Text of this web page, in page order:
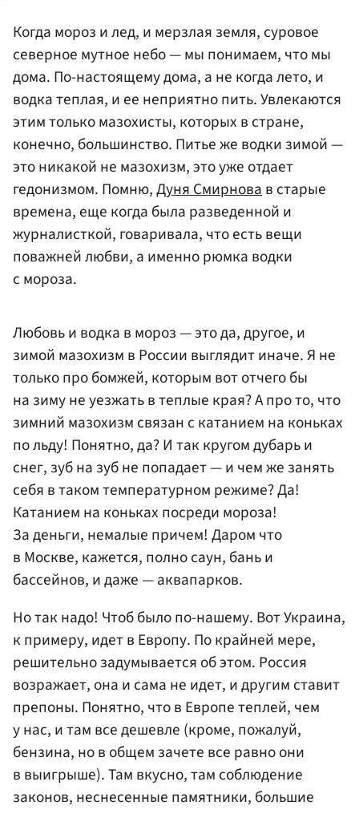
Когда мороз и лед, и мерзлая земля, суровое
северное мутное небо — мы понимаем, что мы
дома. По-настоящему дома, а не когда лето, и
водка теплая, и ее неприятно пить. Увлекаются
этим только мазохисты, которых в стране,
конечно, большинство. Питье же водки зимой —
это никакой не мазохизм, это уже отдает
гедонизмом. Помню,Дуня Смирновав старые
времена, еще когда была разведенной и
журналисткой, говаривала, что есть вещи
поважней любви, а именно рюмка водки
с мороза.
Любовь и водка в мороз — это да, другое, и
зимой мазохизм в России выглядит иначе. Я не
только про бомжей, которым вот отчего бы
на зиму не уезжать в теплые края? А про то, что
зимний мазохизм связан с катанием на коньках
по льду! Понятно, да? И так кругом дубарь и
снег, зуб на зуб не попадает — и чем же занять
себя в таком температурном режиме? Да!
Катанием на коньках посреди мороза!
За деньги, немалые причем! Даром что
в Москве, кажется, полно саун, бань и
бассейнов, и даже — аквапарков.
Но так надо! Чтоб было по-нашему. Вот Украина,
к примеру, идет в Европу. По крайней мере,
решительно задумывается об этом. Россия
возражает, она и сама не идет, и другим ставит
препоны. Понятно, что в Европе теплей, чем
у нас, и там все дешевле (кроме, пожалуй,
бензина, но в общем зачете все равно они
в выигрыше). Там вкусно, там соблюдение
законов, неснесенные памятники, большие